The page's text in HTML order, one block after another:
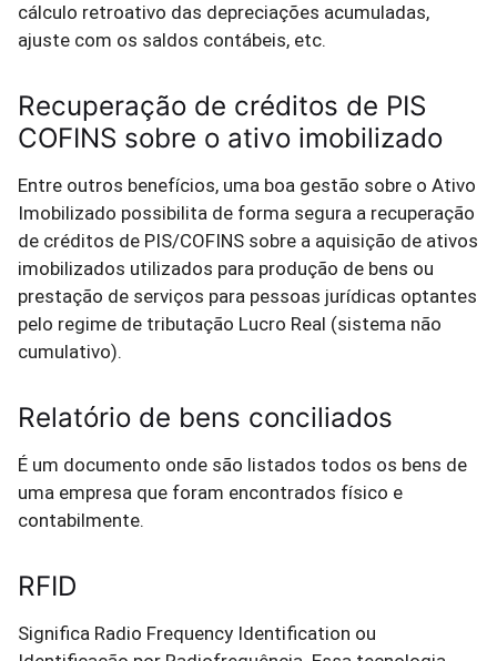
cálculo retroativo das depreciações acumuladas,
ajuste com os saldos contábeis, etc.
Recuperação de créditos de PIS
COFINS sobre o ativo imobilizado
Entre outros benefícios, uma boa gestão sobre o Ativo
Imobilizado possibilita de forma segura a recuperação
de créditos de PIS/COFINS sobre a aquisição de ativos
imobilizados utilizados para produção de bens ou
prestação de serviços para pessoas jurídicas optantes
pelo regime de tributação Lucro Real (sistema não
cumulativo).
Relatório de bens conciliados
É um documento onde são listados todos os bens de
uma empresa que foram encontrados físico e
contabilmente.
RFID
Significa Radio Frequency Identification ou